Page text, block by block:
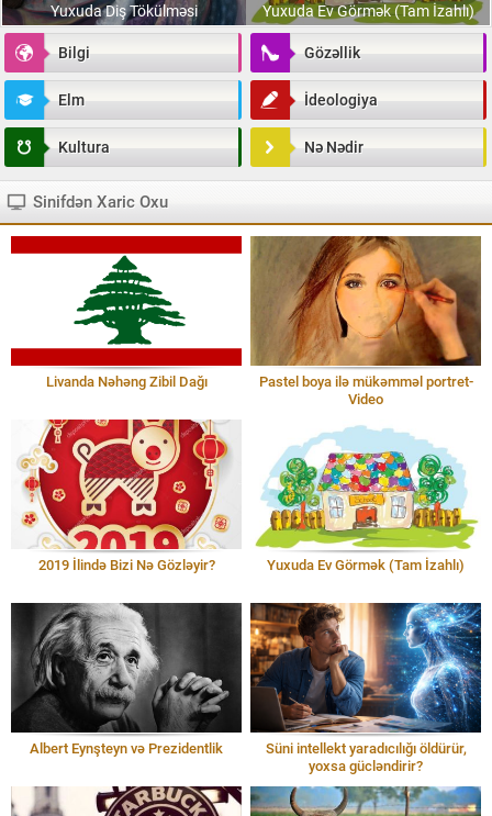
Yuxuda Diş Tökülməsi Yuxuda Ev Görmək (Tam İzahlı)
Bilgi Gözəllik
Elm İdeologiya
Kultura Nə Nədir
Sinifdən Xaric Oxu
Livanda Nəhəng Zibil Dağı
Pastel boya ilə mükəmməl portret-
Video
2019 İlində Bizi Nə Gözləyir? Yuxuda Ev Görmək (Tam İzahlı)
Albert Eynşteyn və Prezidentlik
Süni intellekt yaradıcılığı öldürür,
yoxsa gücləndirir?